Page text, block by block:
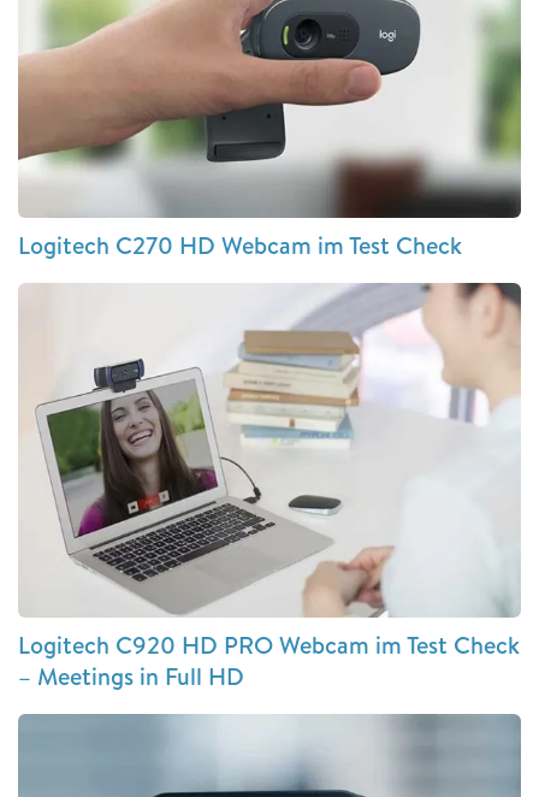
Logitech C270 HD Webcam im Test Check
Logitech C920 HD PRO Webcam im Test Check
– Meetings in Full HD